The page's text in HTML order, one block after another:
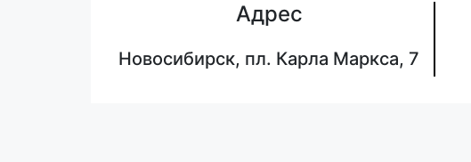
Адрес
Новосибирск, пл. Карла Маркса, 7